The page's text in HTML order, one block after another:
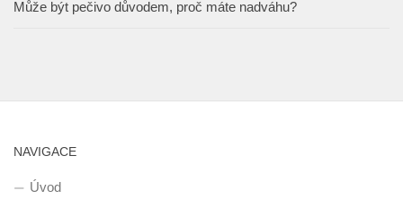
Může být pečivo důvodem, proč máte nadváhu?
NAVIGACE
Úvod